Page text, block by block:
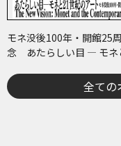
モネ没後100年・開館25
念 あたらしい目 ― モネ
全ての